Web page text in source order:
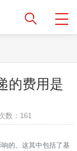
的费用是
数： 161
的。这其中包括了基